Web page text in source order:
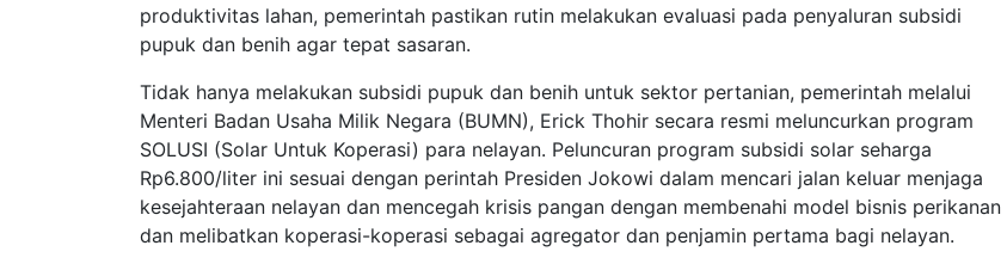
produktivitas lahan, pemerintah pastikan rutin melakukan evaluasi pada penyaluran subsidi
pupuk dan benih agar tepat sasaran.
Tidak hanya melakukan subsidi pupuk dan benih untuk sektor pertanian, pemerintah melalui
Menteri Badan Usaha Milik Negara (BUMN), Erick Thohir secara resmi meluncurkan program
SOLUSI (Solar Untuk Koperasi) para nelayan. Peluncuran program subsidi solar seharga
Rp6.800/liter ini sesuai dengan perintah Presiden Jokowi dalam mencari jalan keluar menjaga
kesejahteraan nelayan dan mencegah krisis pangan dengan membenahi model bisnis perikanan
dan melibatkan koperasi-koperasi sebagai agregator dan penjamin pertama bagi nelayan.